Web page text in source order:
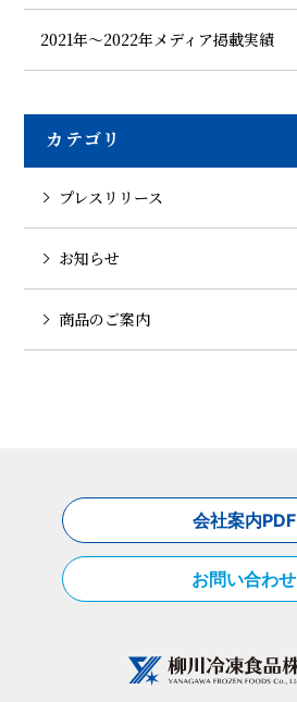
2021年〜2022年メディア掲載実績
カテゴリ
プレスリリース
お知らせ
商品のご案内
会社案内PDF
お問い合わせ